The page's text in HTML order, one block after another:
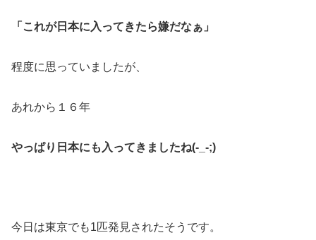
「これが日本に入ってきたら嫌だなぁ」
程度に思っていましたが、
あれから１６年
やっぱり日本にも入ってきましたね(-_-;)
今日は東京でも1匹発見されたそうです。